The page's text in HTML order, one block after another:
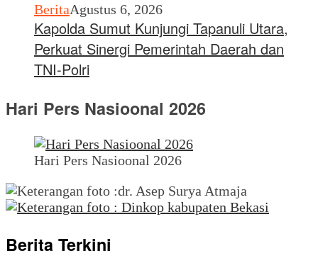
BeritaAgustus 6, 2026
Kapolda Sumut Kunjungi Tapanuli Utara,
Perkuat Sinergi Pemerintah Daerah dan
TNI-Polri
Hari Pers Nasioonal 2026
Hari Pers Nasioonal 2026
Berita Terkini